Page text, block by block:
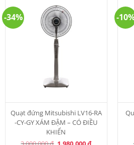
-34%
Quạt đứng Mitsubishi LV16-RA
-CY-GY XÁM ĐẬM – CÓ ĐIỀU
KHIỂN
Original Current
-